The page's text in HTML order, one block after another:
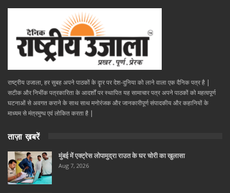
राष्ट्रीय उजाला, हर सुबह अपने पाठकों के दॄार पर देश-दुनिया को लाने वाला एक दैनिक पत्र है |
सटीक और निभींक पत्रकारिता के आदर्शों पर स्थापित यह सामाचार पत्र अपने पाठकों को महत्वपूर्ण
घटनाओं से अवगत कराने के साथ साथ मनोरंजक और जानकारीपूर्ण संपादकीय और कहानियों के
माध्यम से मंत्रमुग्ध एवं लोकित करता है |
ताज़ा ख़बरें
मुंबई में एक्ट्रेस लोपामुद्रा राउत के घर चोरी का खुलासा
Aug 7, 2026